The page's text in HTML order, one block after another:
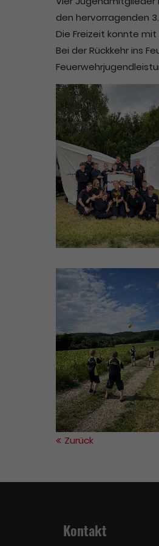
Lorem ipsum dolor sit
24h /
We offer support for
Mon - Fri 8:00am -
+1)
Get in touch
Cybersteel Inc.
376-293 City Road,
Have any
+44 1234 567 890
Drop us a line
About us
Lorem ipsum dolor
consectetuer
Aenean commodo
den hervorragenden
Die Freizeit konnte
Bei der Rückkehr ins
Zurück
Kontakt